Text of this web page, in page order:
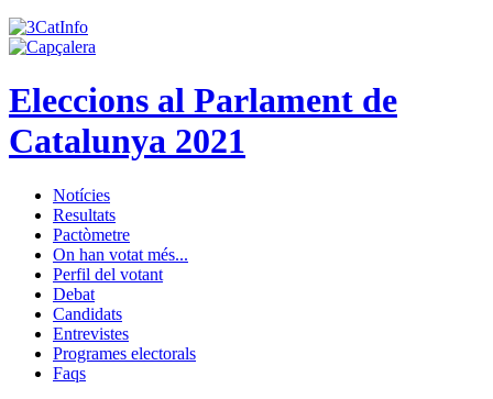
Eleccions al Parlament de
Catalunya 2021
Notícies
Resultats
Pactòmetre
On han votat més...
Perfil del votant
Debat
Candidats
Entrevistes
Programes electorals
Faqs